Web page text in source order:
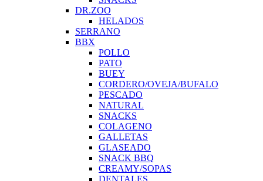
DR.ZOO
HELADOS
SERRANO
BBX
POLLO
PATO
BUEY
CORDERO/OVEJA/BUFALO
PESCADO
NATURAL
SNACKS
COLAGENO
GALLETAS
GLASEADO
SNACK BBQ
CREAMY/SOPAS
DENTALES